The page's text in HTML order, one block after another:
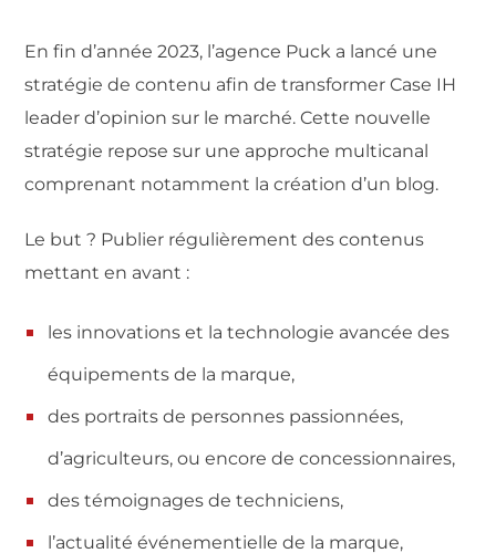
En fin d’année 2023, l’agence Puck a lancé une
stratégie de contenu afin de transformer Case IH
leader d’opinion sur le marché. Cette nouvelle
stratégie repose sur une approche multicanal
comprenant notamment la création d’un blog.
Le but ? Publier régulièrement des contenus
mettant en avant :
les innovations et la technologie avancée des
équipements de la marque,
des portraits de personnes passionnées,
d’agriculteurs, ou encore de concessionnaires,
des témoignages de techniciens,
l’actualité événementielle de la marque,